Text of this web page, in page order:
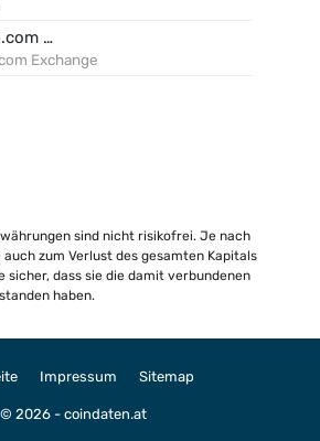
Crypto.com Exchange
Exchange
sind nicht risikofrei. Je nach
zum Verlust des gesamten Kapitals
sicher, dass sie die damit verbundenen
haben.
Impressum Sitemap
© 2026 - coindaten.at